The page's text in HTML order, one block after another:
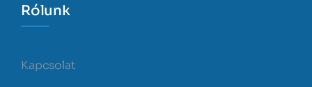
Rólunk
Kapcsolat